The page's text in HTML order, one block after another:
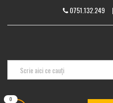
0751.132.249
0